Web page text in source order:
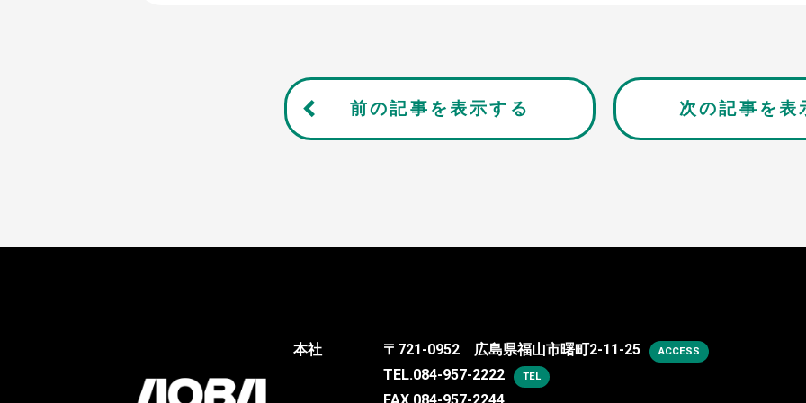
前の記事を表示する 次の記事を表
本社 〒721-0952 広島県福山市曙町2-11-25 ACCESS
TEL.084-957-2222 TEL
FAX.084-957-2244